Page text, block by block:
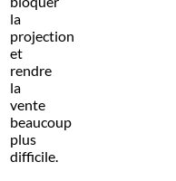
la
projection
et
rendre
la
vente
beaucoup
plus
difficile.